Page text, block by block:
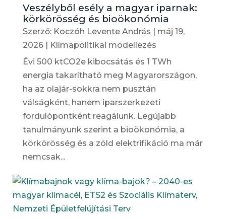
Veszélyből esély a magyar iparnak:
körkörösség és bioökonómia
Szerző: Koczóh Levente András | máj 19,
2026| Klímapolitikai modellezés
Évi 500 ktCO2e kibocsátás és 1 TWh
energia takarítható meg Magyarországon,
ha az olajár-sokkra nem pusztán
válságként, hanem iparszerkezeti
fordulópontként reagálunk. Legújabb
tanulmányunk szerint a bioökonómia, a
körkörösség és a zöld elektrifikáció ma már
nemcsak...